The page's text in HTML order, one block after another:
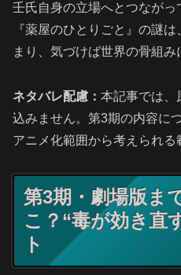
壬氏自身の立場へとつながっ
『薬屋のひとりごと』の謎
まり、気づけば世界の骨組み
ネタバレ配慮： 本記事では、
込みません。第3期の内容に
アニメ化範囲から考えられる
第3期・劇場版ま
こ？“毒が効き直
ト